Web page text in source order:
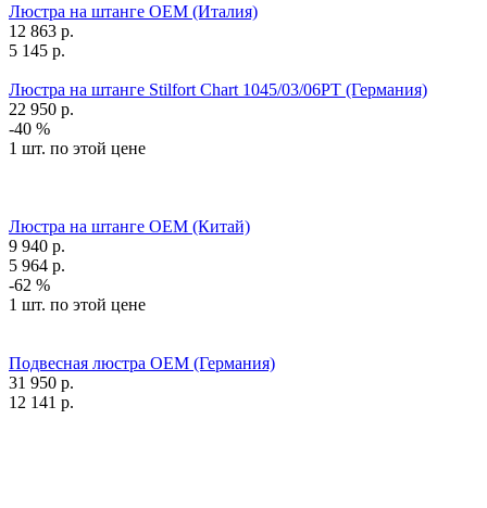
Люстра на штанге OEM (Италия)
12 863 р.
5 145 р.
Люстра на штанге Stilfort Chart 1045/03/06PT (Германия)
22 950 р.
-40 %
1 шт. по этой цене
Люстра на штанге OEM (Китай)
9 940 р.
5 964 р.
-62 %
1 шт. по этой цене
Подвесная люстра OEM (Германия)
31 950 р.
12 141 р.